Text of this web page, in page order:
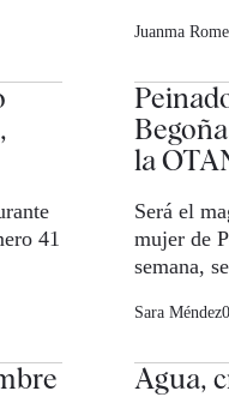
Juanma
41
la
Será el
mujer de
semana,
Sara Méndez
Agua,